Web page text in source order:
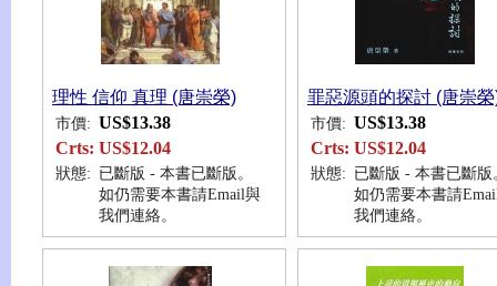
理性 信仰 真理 (唐崇榮)
市價: US$13.38
Crts: US$12.04
狀態: 已斷版 - 本書已斷版。
如仍需要本書請Email與
我們連絡。
罪惡源頭的探討 (唐崇
市價: US$13.38
Crts: US$12.04
狀態: 已斷版 - 本書已斷版
如仍需要本書請
我們連絡。